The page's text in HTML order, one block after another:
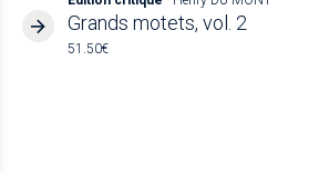
Grands motets, vol. 2
51.50€